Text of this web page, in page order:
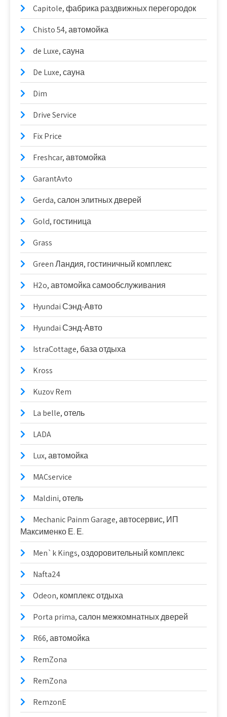
Capitole, фабрика раздвижных перегородок
Chisto 54, автомойка
de Luxe, сауна
De Luxe, сауна
Dim
Drive Service
Fix Price
Freshcar, автомойка
GarantAvto
Gerda, салон элитных дверей
Gold, гостиница
Grass
Green Ландия, гостиничный комплекс
H2o, автомойка самообслуживания
Hyundai Сэнд-Авто
Hyundai Сэнд-Авто
IstraCottage, база отдыха
Kross
Kuzov Rem
La belle, отель
LADA
Lux, автомойка
MACservice
Maldini, отель
Mechanic Painm Garage, автосервис, ИП
Максименко Е. Е.
Men`k Kings, оздоровительный комплекс
Nafta24
Odeon, комплекс отдыха
Porta prima, салон межкомнатных дверей
R66, автомойка
RemZona
RemZona
RemzonE